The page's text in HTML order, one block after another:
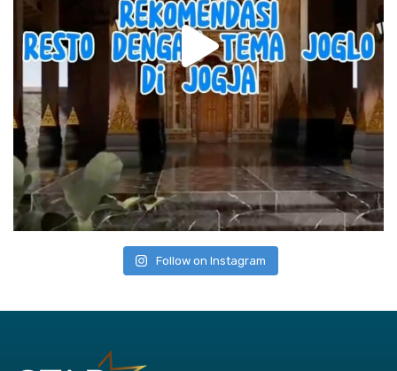
Follow on Instagram